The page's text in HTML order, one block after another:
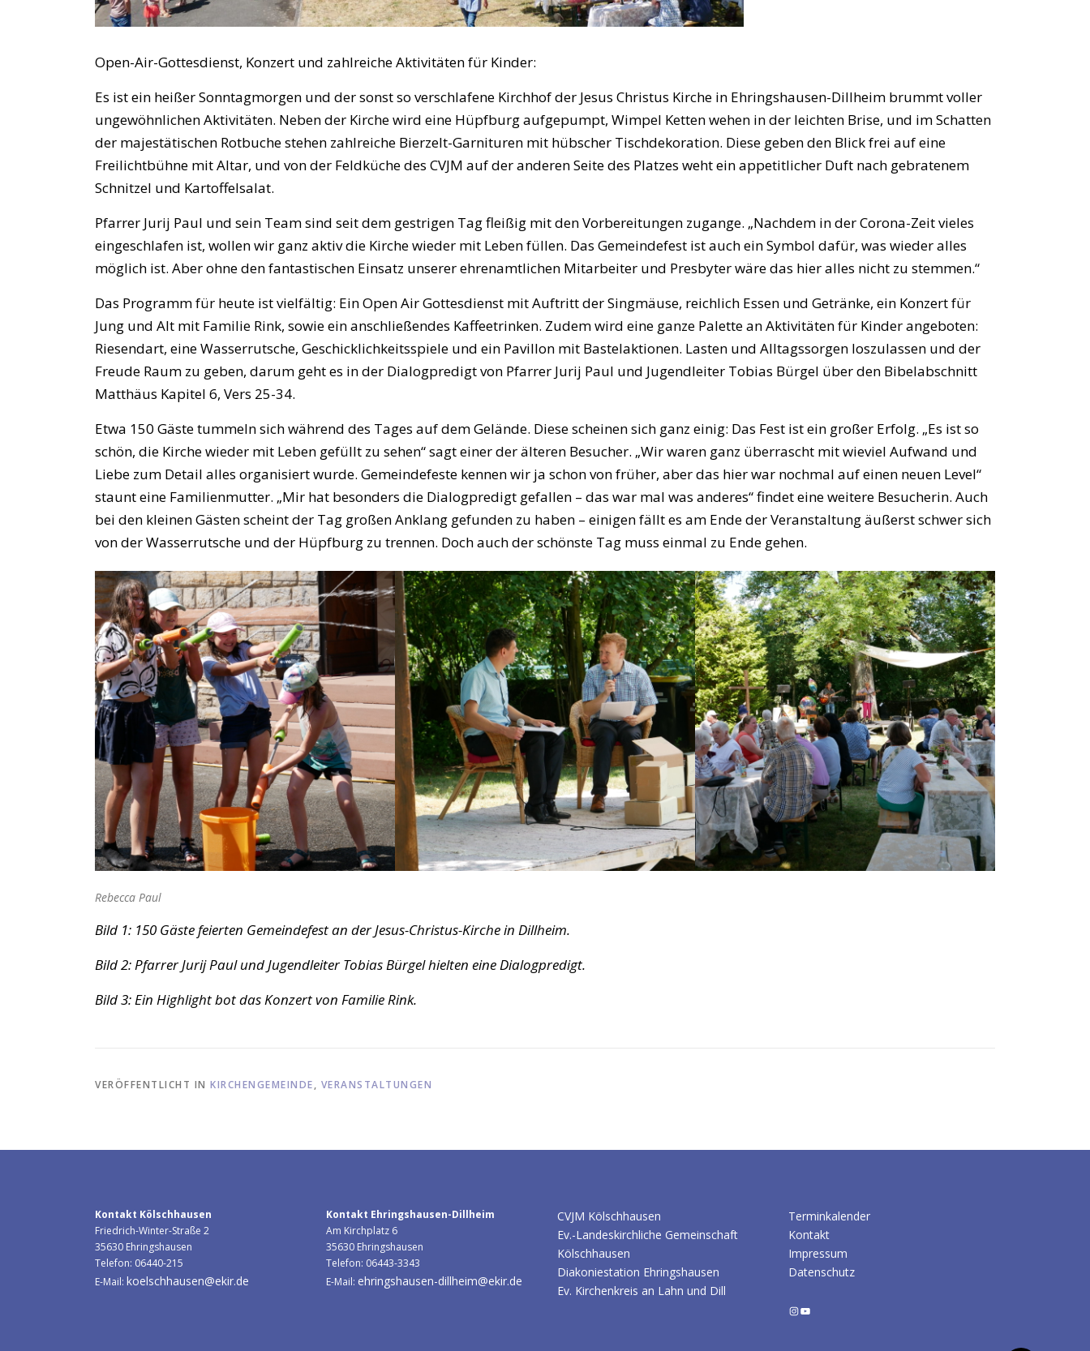
Open-Air-Gottesdienst, Konzert und zahlreiche Aktivitäten für Kinder:
Es ist ein heißer Sonntagmorgen und der sonst so verschlafene Kirchhof der Jesus Christus Kirche in Ehringshausen-Dillheim brummt voller
ungewöhnlichen Aktivitäten. Neben der Kirche wird eine Hüpfburg aufgepumpt, Wimpel Ketten wehen in der leichten Brise, und im Schatten
der majestätischen Rotbuche stehen zahlreiche Bierzelt-Garnituren mit hübscher Tischdekoration. Diese geben den Blick frei auf eine
Freilichtbühne mit Altar, und von der Feldküche des CVJM auf der anderen Seite des Platzes weht ein appetitlicher Duft nach gebratenem
Schnitzel und Kartoffelsalat.
Pfarrer Jurij Paul und sein Team sind seit dem gestrigen Tag fleißig mit den Vorbereitungen zugange. „Nachdem in der Corona-Zeit vieles
eingeschlafen ist, wollen wir ganz aktiv die Kirche wieder mit Leben füllen. Das Gemeindefest ist auch ein Symbol dafür, was wieder alles
möglich ist. Aber ohne den fantastischen Einsatz unserer ehrenamtlichen Mitarbeiter und Presbyter wäre das hier alles nicht zu stemmen.“
Das Programm für heute ist vielfältig: Ein Open Air Gottesdienst mit Auftritt der Singmäuse, reichlich Essen und Getränke, ein Konzert für
Jung und Alt mit Familie Rink, sowie ein anschließendes Kaffeetrinken. Zudem wird eine ganze Palette an Aktivitäten für Kinder angeboten:
Riesendart, eine Wasserrutsche, Geschicklichkeitsspiele und ein Pavillon mit Bastelaktionen. Lasten und Alltagssorgen loszulassen und der
Freude Raum zu geben, darum geht es in der Dialogpredigt von Pfarrer Jurij Paul und Jugendleiter Tobias Bürgel über den Bibelabschnitt
Matthäus Kapitel 6, Vers 25-34.
Etwa 150 Gäste tummeln sich während des Tages auf dem Gelände. Diese scheinen sich ganz einig: Das Fest ist ein großer Erfolg. „Es ist so
schön, die Kirche wieder mit Leben gefüllt zu sehen“ sagt einer der älteren Besucher. „Wir waren ganz überrascht mit wieviel Aufwand und
Liebe zum Detail alles organisiert wurde. Gemeindefeste kennen wir ja schon von früher, aber das hier war nochmal auf einen neuen Level“
staunt eine Familienmutter. „Mir hat besonders die Dialogpredigt gefallen – das war mal was anderes“ findet eine weitere Besucherin. Auch
bei den kleinen Gästen scheint der Tag großen Anklang gefunden zu haben – einigen fällt es am Ende der Veranstaltung äußerst schwer sich
von der Wasserrutsche und der Hüpfburg zu trennen. Doch auch der schönste Tag muss einmal zu Ende gehen.
Rebecca Paul
Bild 1: 150 Gäste feierten Gemeindefest an der Jesus-Christus-Kirche in Dillheim.
Bild 2: Pfarrer Jurij Paul und Jugendleiter Tobias Bürgel hielten eine Dialogpredigt.
Bild 3: Ein Highlight bot das Konzert von Familie Rink.
VERÖFFENTLICHT IN KIRCHENGEMEINDE, VERANSTALTUNGEN
Kontakt Kölschhausen
Friedrich-Winter-Straße 2
35630 Ehringshausen
Telefon: 06440-215
E-Mail: koelschhausen@ekir.de
Kontakt Ehringshausen-Dillheim
Am Kirchplatz 6
35630 Ehringshausen
Telefon: 06443-3343
E-Mail: ehringshausen-dillheim@ekir.de
CVJM Kölschhausen
Ev.-Landeskirchliche Gemeinschaft
Kölschhausen
Diakoniestation Ehringshausen
Ev. Kirchenkreis an Lahn und Dill
Terminkalender
Kontakt
Impressum
Datenschutz
InstagramYouTube